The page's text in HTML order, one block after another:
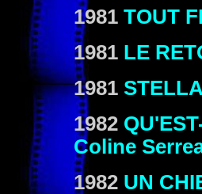
1981 TOUT
1981 LE
1981 STELLA
1982
Coline
1982 UN